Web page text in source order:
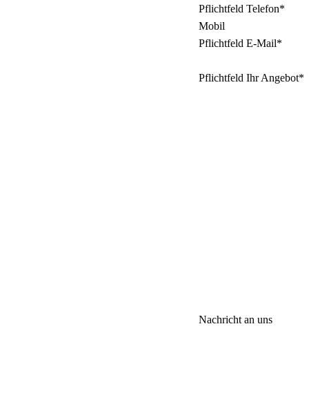
Pflichtfeld Telefon*
Mobil
Pflichtfeld E-Mail*
Pflichtfeld Ihr Angebot*
Nachricht an uns